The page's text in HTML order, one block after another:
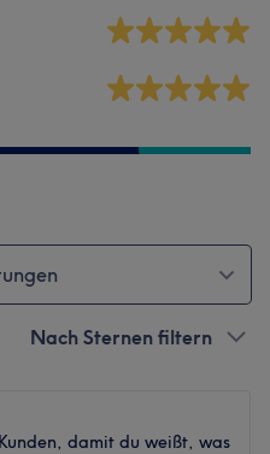
Nach Sternen filtern
damit du weißt, was